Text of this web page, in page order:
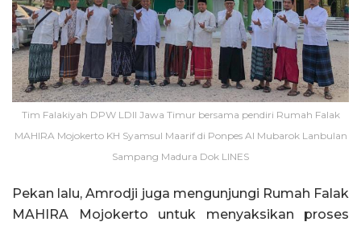
Tim Falakiyah DPW LDII Jawa Timur bersama pendiri Rumah Falak
MAHIRA Mojokerto KH Syamsul Maarif di Ponpes Al Mubarok Lanbulan
Sampang Madura Dok LINES
Pekan lalu, Amrodji juga mengunjungi Rumah Falak
MAHIRA Mojokerto untuk menyaksikan proses